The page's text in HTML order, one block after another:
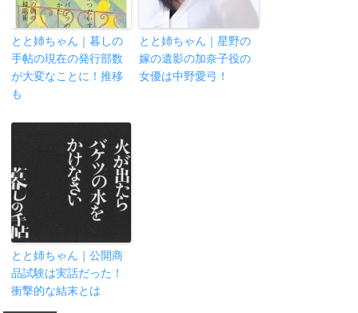
とと姉ちゃん｜暮しの
手帖の現在の発行部数
が大変なことに！推移
も
とと姉ちゃん｜星野の
嫁の遺影の加奈子役の
女優は中野愛弓！
とと姉ちゃん｜公開商
品試験は実話だった！
衝撃的な結末とは